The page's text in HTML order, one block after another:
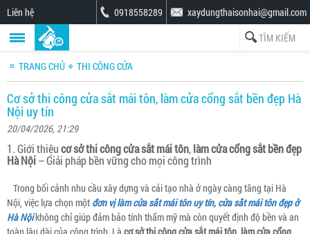
Liên hệ xaydungthaisonhai@gmail.com
0918558289
TRANG CHỦ THI CÔNG CỬA
Cơ sở thi công cửa sắt mái tôn, làm cửa cổng sắt bền đẹp Hà
Nội uy tín
20/04/2026, 21:29
1. Giới thiệucơ sở thi công cửa sắt mái tôn,làm cửa cổng sắt bền đẹp
Hà Nội– Giải pháp bền vững cho mọi công trình
Trong bối cảnh nhu cầu xây dựng và cải tạo nhà ở ngày càng tăng tại Hà
Nội, việc lựa chọn một đơn vị làm cửa sắt mái tôn uy tín, cửa sắt mái tôn đẹp ở
Hà Nộikhông chỉ giúp đảm bảo tính thẩm mỹ mà còn quyết định độ bền và an